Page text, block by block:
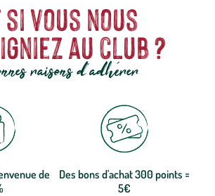
si vous nous
au club ?
raisons d'adhérer
de
Des bons d'achat 300 points =
5€